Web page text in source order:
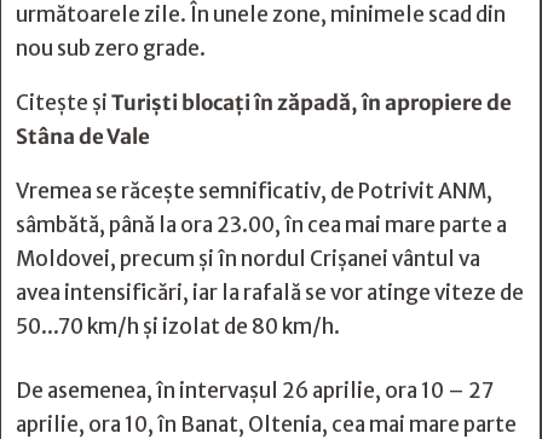
următoarele zile. În unele zone, minimele scad din
nou sub zero grade.
Citește șiTuriști blocați în zăpadă, în apropiere de
Stâna de Vale
Vremea se răceşte semnificativ, de Potrivit ANM,
sâmbătă, până la ora 23.00, în cea mai mare parte a
Moldovei, precum şi în nordul Crişanei vântul va
avea intensificări, iar la rafală se vor atinge viteze de
50...70 km/h şi izolat de 80 km/h.
De asemenea, în intervaşul 26 aprilie, ora 10 – 27
aprilie, ora 10, în Banat, Oltenia, cea mai mare parte